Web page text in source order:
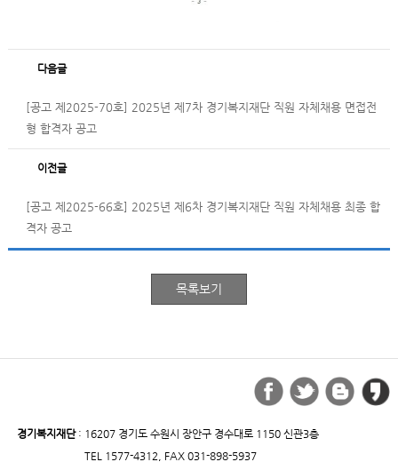
다음글
[공고 제2025-70호] 2025년 제7차 경기복지재단 직원 자체채용 면접전
형 합격자 공고
이전글
[공고 제2025-66호] 2025년 제6차 경기복지재단 직원 자체채용 최종 합
격자 공고
경기복지재단: 16207 경기도 수원시 장안구 경수대로 1150 신관3층
TEL 1577-4312, FAX 031-898-5937